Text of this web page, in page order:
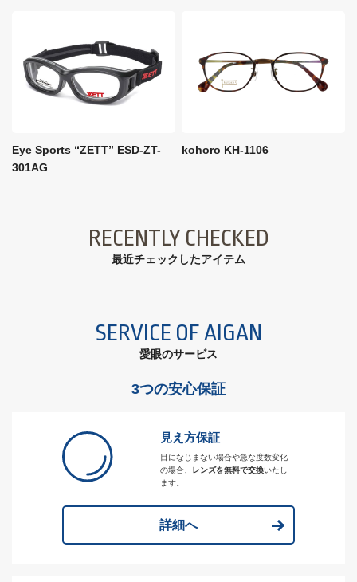
Eye Sports “ZETT” ESD-ZT-
301AG
kohoro KH-1106
RECENTLY CHECKED
最近チェックしたアイテム
SERVICE OF AIGAN
愛眼のサービス
3つの安心保証
見え方保証
目になじまない場合や急な度数変化
の場合、
レンズを無料で交換いたし
ます。
詳細へ